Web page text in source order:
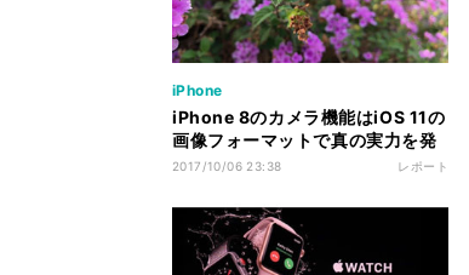
iPhone
iPhone 8のカメラ機能はiOS 11の
画像フォーマットで真の実力を発
揮する - 松村太郎のApple深読
2017/10/06 23:38 レポート